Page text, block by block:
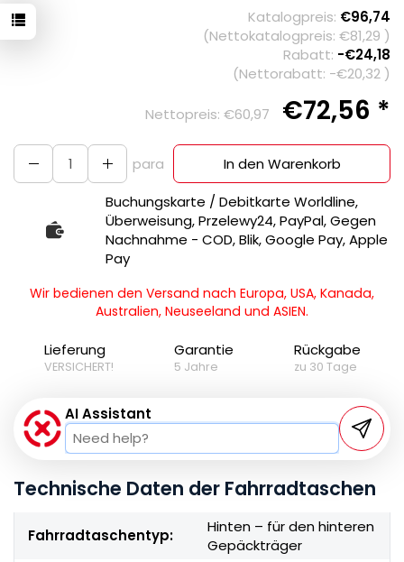
Katalogpreis: €96,74
(Nettokatalogpreis: €81,29 )
Rabatt: -€24,18
(Nettorabatt: -€20,32)
Nettopreis: €60,97 €72,56 *
para
In den Warenkorb
Buchungskarte / Debitkarte Worldline,
Überweisung, Przelewy24, PayPal, Gegen
Nachnahme - COD, Blik, Google Pay, Apple
Pay
Wir bedienen den Versand nach Europa, USA, Kanada,
Australien, Neuseeland und ASIEN.
Lieferung
VERSICHERT!
Garantie
5 Jahre
Rückgabe
zu 30 Tage
AI Assistant
Technische Daten der Fahrradtaschen
Fahrradtaschentyp:
Hinten – für den hinteren
Gepäckträger